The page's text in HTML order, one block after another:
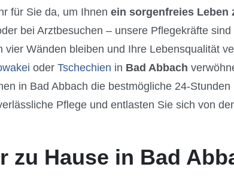
für Sie da, um Ihnen ein sorgenfreies Leben
bei Arztbesuchen – unsere Pflegekräfte
Wänden bleiben und Ihre Lebensqualität
oder Tschechien in Bad Abbach
in Bad Abbach die bestmögliche 24-
Pflege und entlasten Sie sich von
zu Hause in Bad